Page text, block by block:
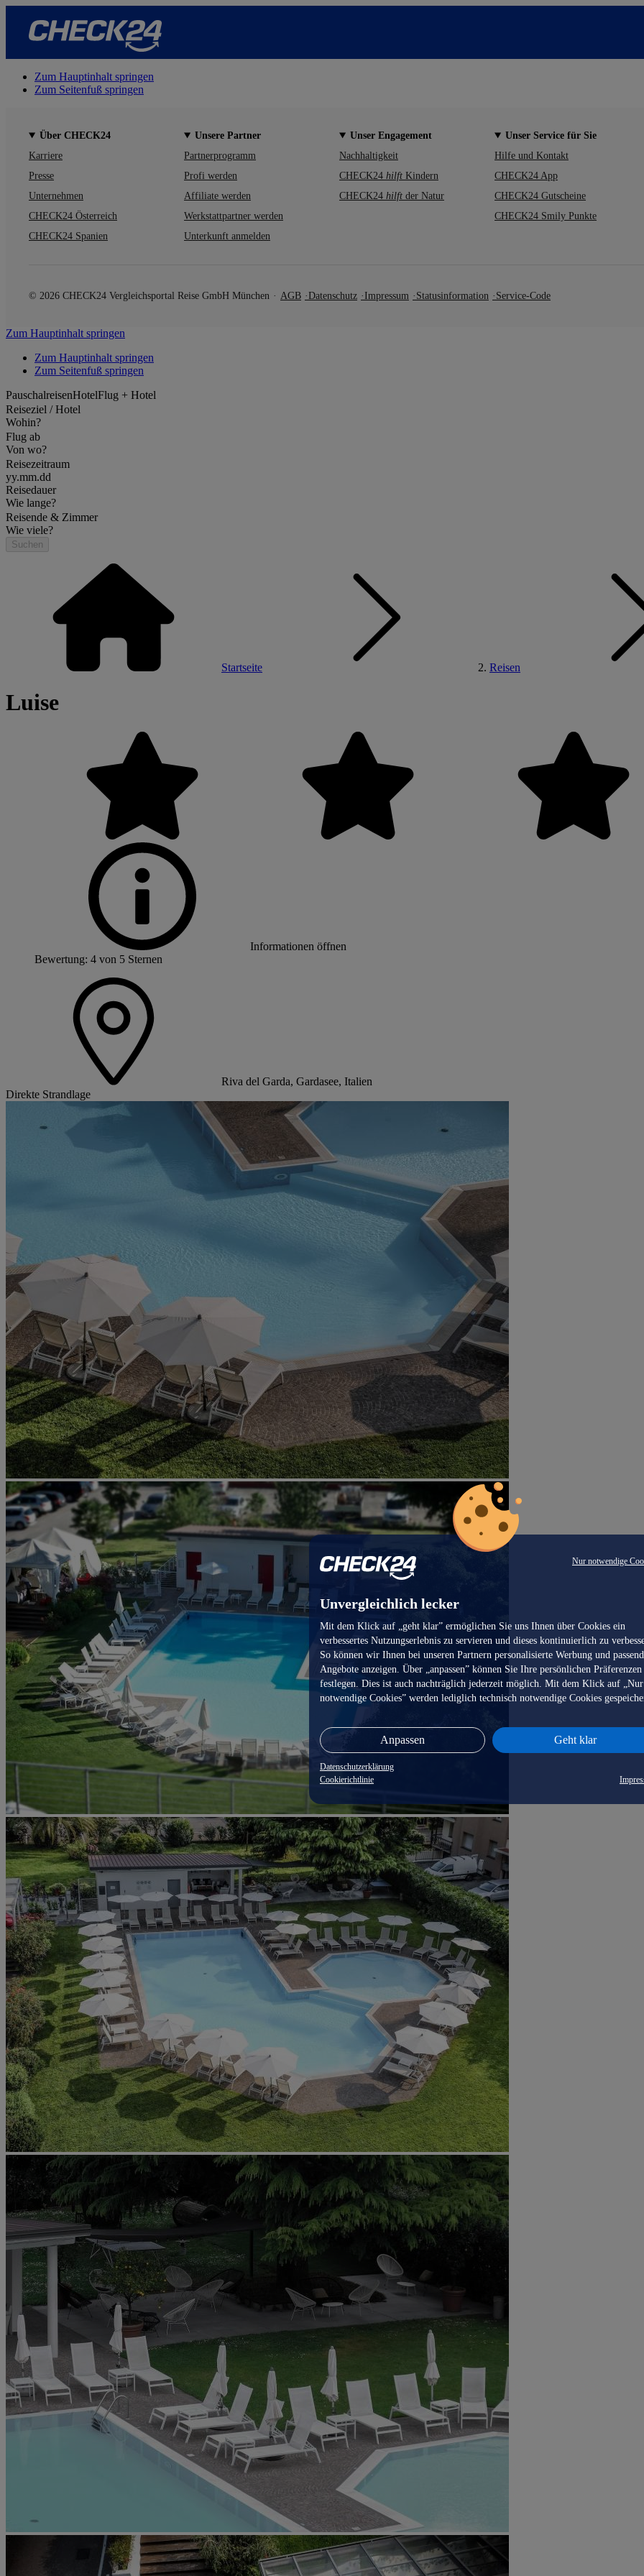
Nur notwendige
Unvergleichlich lecker
Mit dem Klick auf „geht klar” ermöglichen Sie uns Ihnen über Cookies ein
verbessertes Nutzungserlebnis zu servieren und dieses kontinuierlich zu
So können wir Ihnen bei unseren Partnern personalisierte Werbung und
Angebote anzeigen. Über „anpassen” können Sie Ihre persönlichen Präferenzen
festlegen. Dies ist auch nachträglich jederzeit möglich. Mit dem Klick auf „Nur
notwendige Cookies” werden lediglich technisch notwendige Cookies
Anpassen Geht klar
Datenschutzerklärung
Cookierichtlinie
Zum Hauptinhalt springen
Zum Seitenfuß springen
Über CHECK24
Karriere
Presse
Unternehmen
CHECK24 Österreich
CHECK24 Spanien
Unsere Partner
Partnerprogramm
Profi werden
Affiliate werden
Werkstattpartner werden
Unterkunft anmelden
Unser Engagement
Nachhaltigkeit
CHECK24 hilft Kindern
CHECK24 hilft der Natur
Unser Service für Sie
Hilfe und Kontakt
CHECK24 App
CHECK24 Gutscheine
CHECK24 Smily Punkte
© 2026 CHECK24 Vergleichsportal Reise GmbH München AGB Datenschutz Impressum Statusinformation Service-Code
Zum Hauptinhalt springen
Zum Hauptinhalt springen
Zum Seitenfuß springen
PauschalreisenHotelFlug + Hotel
Reiseziel / Hotel
Wohin?
Flug ab
Von wo?
Reisezeitraum
yy.mm.dd
Reisedauer
Wie lange?
Reisende & Zimmer
Wie viele?
Suchen
Startseite Reisen
Luise
Informationen öffnen
Bewertung: 4 von 5 Sternen
Riva del Garda, Gardasee, Italien
Direkte Strandlage